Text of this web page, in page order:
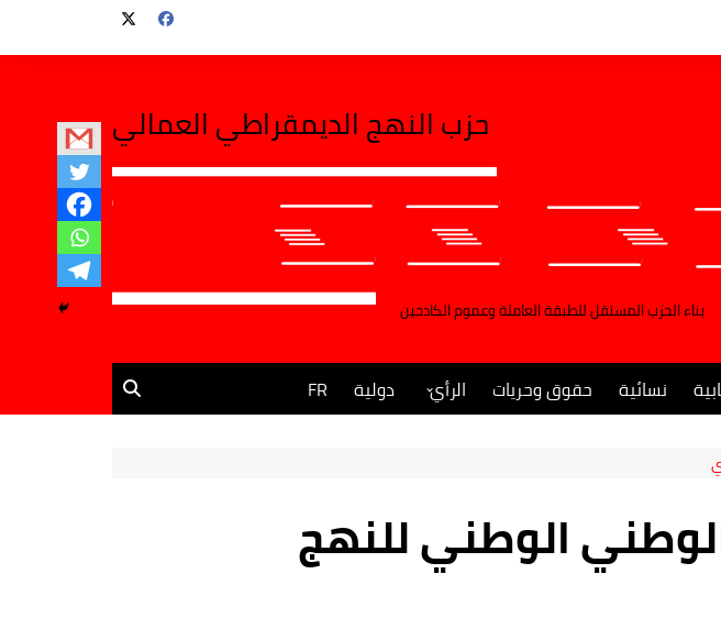
حزب النهج الديمقراطي العمالي
بناء الحزب المستقل للطبقة العاملة وعموم الكادحين
نسائية حقوق وحريات الرأي دولية FR
الوطني للنهج